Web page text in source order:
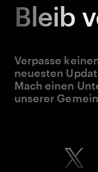
Bleib
Verpasse
neuesten
Mach einen
unserer